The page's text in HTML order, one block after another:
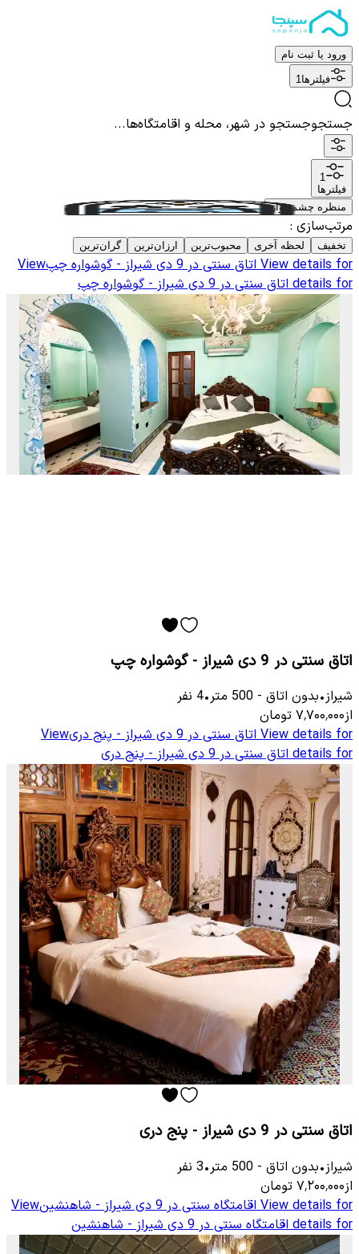
ورود یا ثبت نام
فیلترها1
جستجوجستجو در شهر، محله و اقامتگاه‌ها...
1
فیلترها
منظره چشم نواز
مرتب‌سازی :
تخفیف لحظه آخری محبوب‌ترین ارزان‌ترین گران‌ترین
View details for اتاق سنتی در 9 دی شیراز - گوشواره چپ
View
details for اتاق سنتی در 9 دی شیراز - گوشواره چپ
اتاق سنتی در 9 دی شیراز - گوشواره چپ
شیراز•بدون اتاق -
500 متر•
4 نفر
از۷٬۷۰۰٬۰۰۰ تومان
View details for اتاق سنتی در 9 دی شیراز - پنج دری
View
details for اتاق سنتی در 9 دی شیراز - پنج دری
اتاق سنتی در 9 دی شیراز - پنج دری
شیراز•بدون اتاق -
500 متر•
3 نفر
از۷٬۲۰۰٬۰۰۰ تومان
View details for اقامتگاه سنتی در 9 دی شیراز - شاهنشین
View
details for اقامتگاه سنتی در 9 دی شیراز - شاهنشین